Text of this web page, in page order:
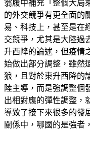
翁履中補充「整個大局
的外交競爭有更全面的
易、科技上，甚至是在
交競爭，尤其是大陸過
升西降的論述，但疫情
始做出部分調整，雖然
狼，且對於東升西降的
陸主導，而是強調整個
出相對應的彈性調整，
導致了接下來很多的發
關係中，哪國的是強者